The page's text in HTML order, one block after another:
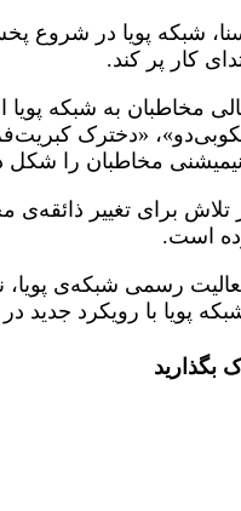
شبکه پویا در شروع
کار پر کند.
مخاطبان به شبکه
«دخترک
انیمیشنی مخاطبان را شکل
است.
رسمی شبکه‌ی
شبکه پویا با رویکرد
بگذارید